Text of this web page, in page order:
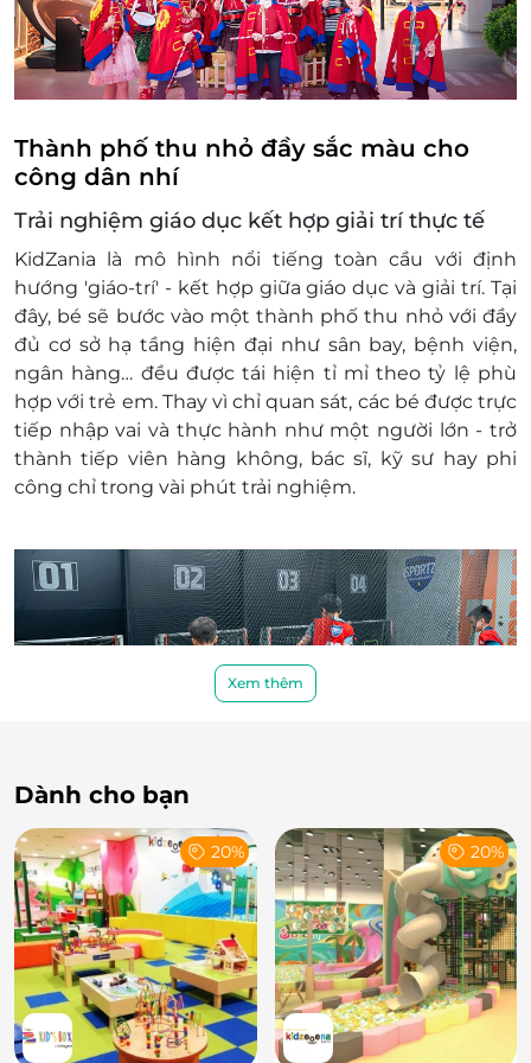
giám hộ (18 tuổi trở lên) có vé người lớn đi
cùng.
Trẻ từ 10 tuổi (hoặc cao từ 120cm trở lên) có
từ người giám hộ tại cửa Airport và hoàn
thành xác nhận trước khi rời khỏi KidZania).
viên khi có tối thiểu 1 người giám hộ ở lại
cùng trẻ.
Trẻ em không thể xuất cảnh tạm thời.
Các khu ăn uống và KidZania Shop chấp
nhận hình thức thanh toán tiền mặt, thẻ,
chuyển khoản (không nhận thanh toán
bằng kidZos).
Vui lòng không mang đồ ăn uống (trừ sữa
công thức và thuốc kê đơn) từ bên ngoài
vào để đảm bảo môi trường vui chơi an toàn
Thành phố thu nhỏ đầy sắc màu cho
công dân nhí
Trải nghiệm giáo dục kết hợp giải trí thực tế
KidZania là mô hình nổi tiếng toàn cầu với định
hướng 'giáo-trí' - kết hợp giữa giáo dục và giải trí. Tại
đây, bé sẽ bước vào một thành phố thu nhỏ với đầy
đủ cơ sở hạ tầng hiện đại như sân bay, bệnh viện,
ngân hàng… đều được tái hiện tỉ mỉ theo tỷ lệ phù
hợp với trẻ em. Thay vì chỉ quan sát, các bé được trực
tiếp nhập vai và thực hành như một người lớn - trở
thành tiếp viên hàng không, bác sĩ, kỹ sư hay phi
công chỉ trong vài phút trải nghiệm.
Xem thêm
Dành cho bạn
20% 20%